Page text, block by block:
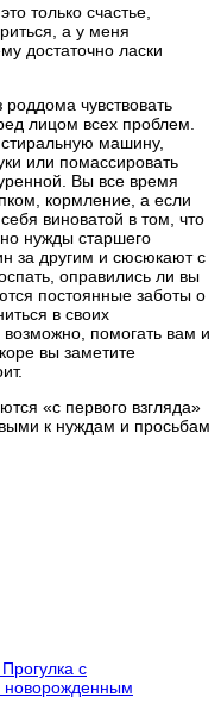
только счастье,
а у меня
достаточно ласки
чувствовать
лицом всех проблем.
стиральную машину,
или помассировать
Вы все время
кормление, а если
виноватой в том, что
нужды старшего
за другим и сюсюкают с
оправились ли вы
постоянные заботы о
в своих
возможно, помогать вам и
вы заметите
«с первого взгляда»
к нуждам и просьбам
с